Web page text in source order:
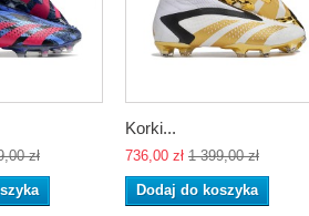
zł
Korki...
736,00 zł 1 399,00 zł
Dodaj do koszyka